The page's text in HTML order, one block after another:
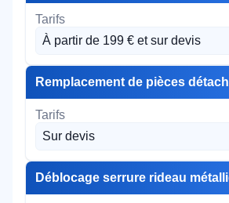
À partir de 199 € et sur devis
Remplacement de pièces
Sur devis
Déblocage serrure rideau